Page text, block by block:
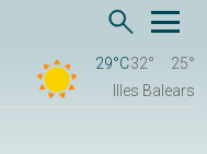
29°C32°
25°
Illes Balears